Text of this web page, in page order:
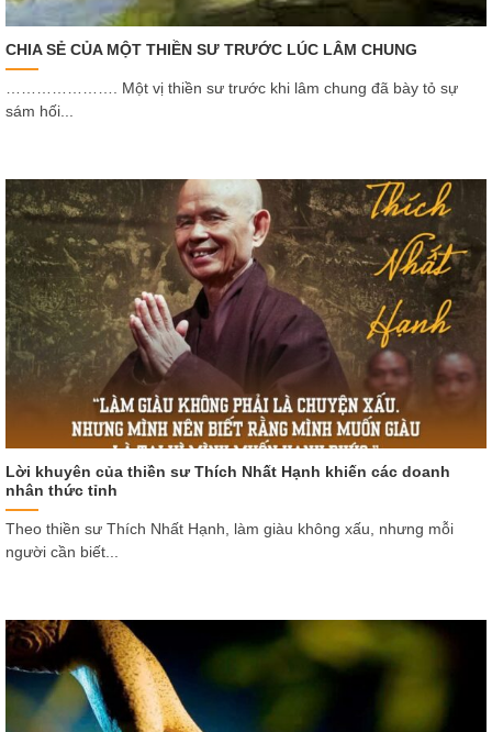
CHIA SẺ CỦA MỘT THIỀN SƯ TRƯỚC LÚC LÂM CHUNG
…………………. Một vị thiền sư trước khi lâm chung đã bày tỏ sự
sám hối...
Lời khuyên của thiền sư Thích Nhất Hạnh khiến các doanh
nhân thức tỉnh
Theo thiền sư Thích Nhất Hạnh, làm giàu không xấu, nhưng mỗi
người cần biết...